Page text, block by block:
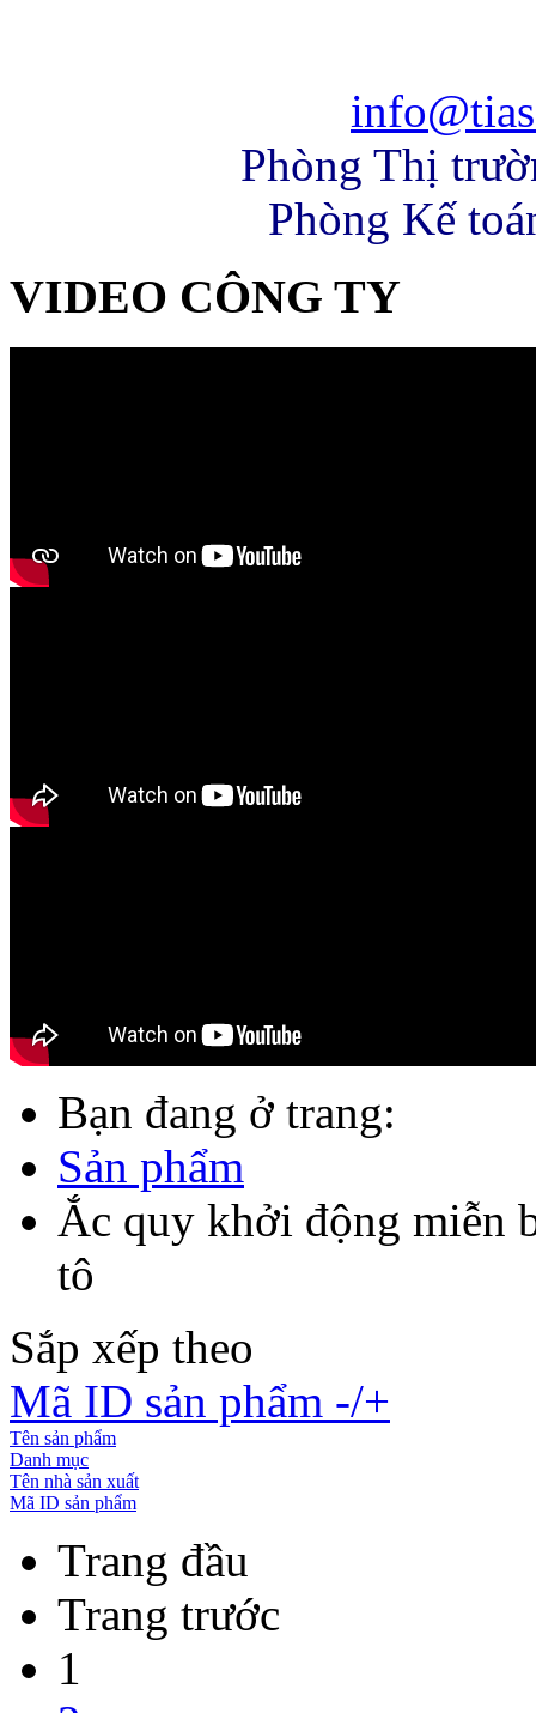
Phòng Thị
Phòng Kế
VIDEO CÔNG TY
Bạn đang ở trang:
Sản phẩm
Ắc quy khởi động miễn
tô
Sắp xếp theo
Mã ID sản phẩm -/+
Tên sản phẩm
Danh mục
Tên nhà sản xuất
Mã ID sản phẩm
Trang đầu
Trang trước
1